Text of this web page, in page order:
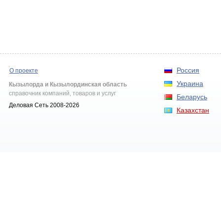
Россия
Украина
Беларусь
Казахстан
О проекте
Кызылорда и Кызылординская область
справочник компаний, товаров и услуг
Деловая Сеть 2008-2026